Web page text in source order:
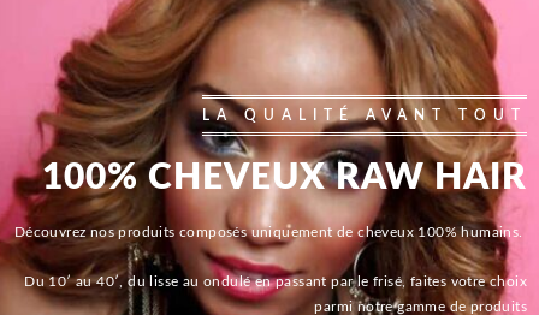
LA QUALITÉ AVANT TOUT
100% CHEVEUX RAW HAIR
Découvrez nos produits composés uniquement de cheveux 100% humains.
Du 10′ au 40′, du lisse au ondulé en passant par le frisé, faites votre choix
parmi notre gamme de produits